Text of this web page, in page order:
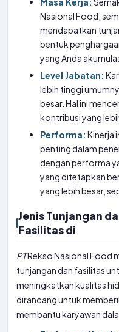
Nasional Food,
mendapatkan
bentuk
yang Anda
Level Jabatan:
lebih tinggi
besar. Hal ini
kontribusi yang
Performa: Kinerja
penting dalam
dengan performa
yang ditetapkan
yang lebih besar,
Jenis Tunjangan
Fasilitas di
PTRekso Nasional Food
tunjangan dan fasilitas
meningkatkan kualitas
dirancang untuk
membantu karyawan